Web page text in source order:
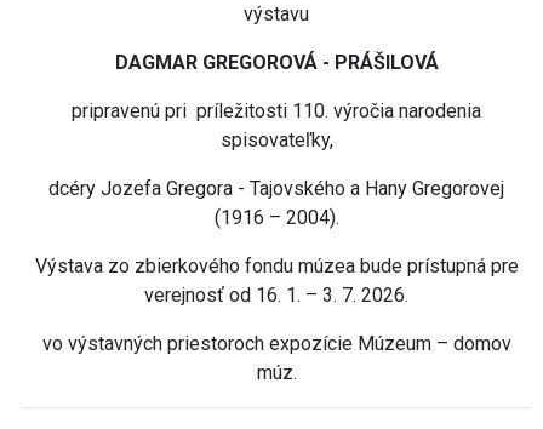
výstavu
DAGMAR GREGOROVÁ - PRÁŠILOVÁ
pripravenú pri príležitosti 110. výročia narodenia
spisovateľky,
dcéry Jozefa Gregora - Tajovského a Hany Gregorovej
(1916 – 2004).
Výstava zo zbierkového fondu múzea bude prístupná pre
verejnosť od 16. 1. – 3. 7. 2026.
vo výstavných priestoroch expozície Múzeum – domov
múz.